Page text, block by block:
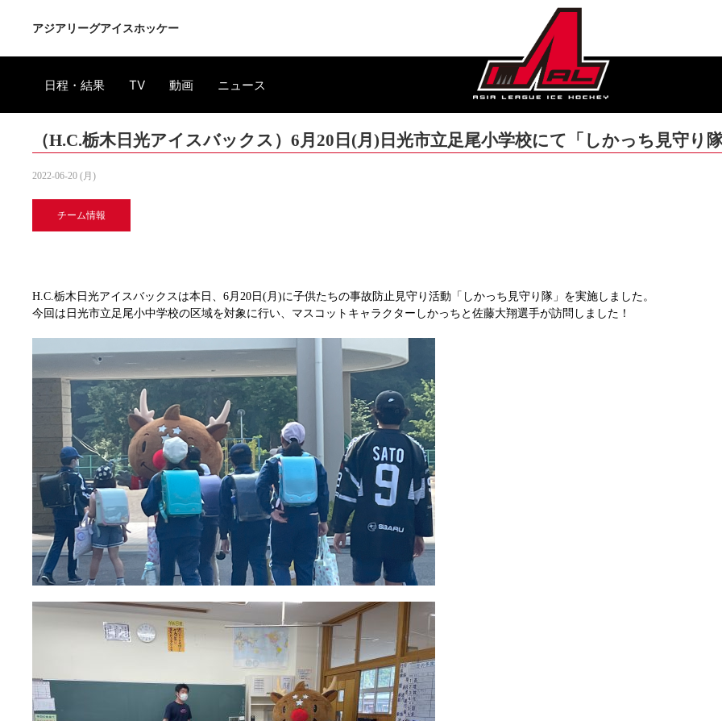
アジアリーグアイスホッケー
日程・結果 TV 動画 ニュース
（H.C.栃木日光アイスバックス）6月20日(月)日光市立足尾小学校にて「しかっち見守り
2022-06-20 (月)
チーム情報
H.C.栃木日光アイスバックスは本日、6月20日(月)に子供たちの事故防止見守り活動「しかっち見守り隊」を実施しました。
今回は日光市立足尾小中学校の区域を対象に行い、マスコットキャラクターしかっちと佐藤大翔選手が訪問しました！